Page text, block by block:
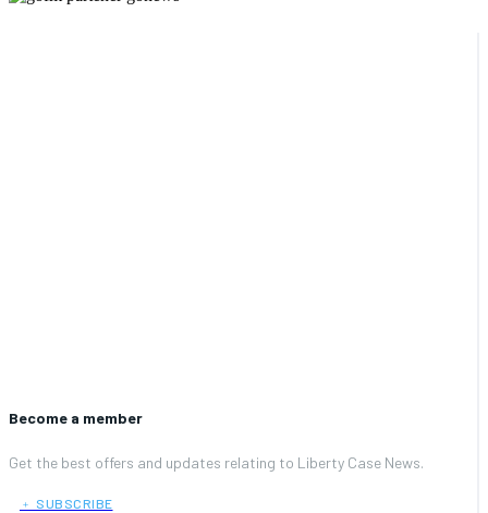
Become a member
Get the best offers and updates relating to Liberty Case News.
﹢ SUBSCRIBE